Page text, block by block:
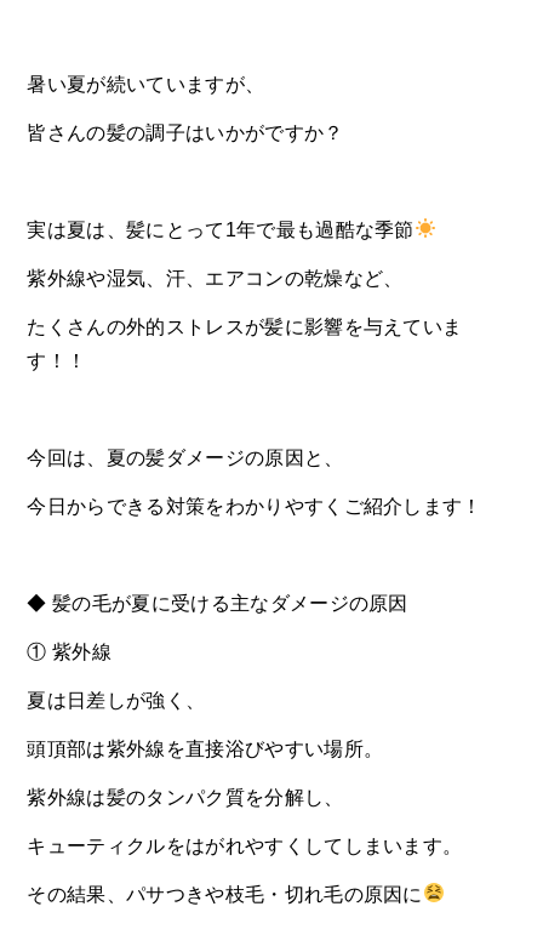
暑い夏が続いていますが、
皆さんの髪の調子はいかがですか？
実は夏は、髪にとって1年で最も過酷な季節
紫外線や湿気、汗、エアコンの乾燥など、
たくさんの外的ストレスが髪に影響を与えていま
す！！
今回は、夏の髪ダメージの原因と、
今日からできる対策をわかりやすくご紹介します！
◆ 髪の毛が夏に受ける主なダメージの原因
① 紫外線
夏は日差しが強く、
頭頂部は紫外線を直接浴びやすい場所。
紫外線は髪のタンパク質を分解し、
キューティクルをはがれやすくしてしまいます。
その結果、パサつきや枝毛・切れ毛の原因に